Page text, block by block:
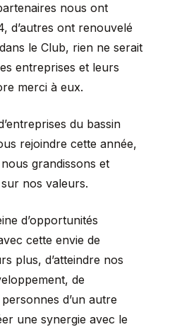
nous ont
d’autres ont renouvelé
le Club, rien ne serait
entreprises et leurs
merci à eux.
du bassin
rejoindre cette année,
nous grandissons et
nos valeurs.
d’opportunités
cette envie de
plus, d’atteindre nos
de
d’un autre
une synergie avec le